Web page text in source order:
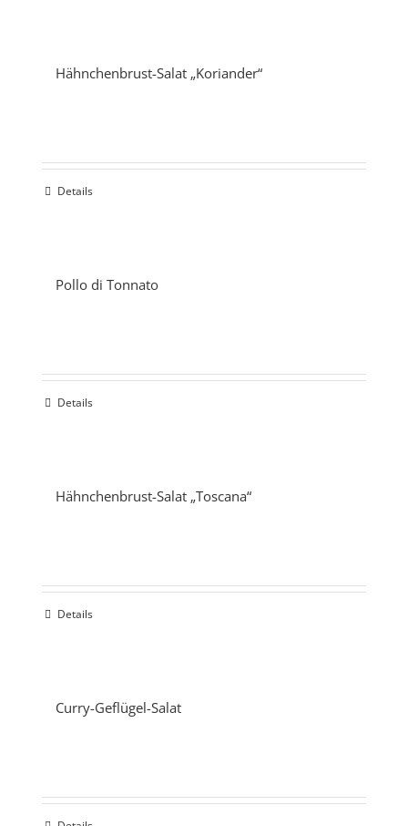
Hähnchenbrust-Salat „Koriander“
Details
Pollo di Tonnato
Details
Hähnchenbrust-Salat „Toscana“
Details
Curry-Geflügel-Salat